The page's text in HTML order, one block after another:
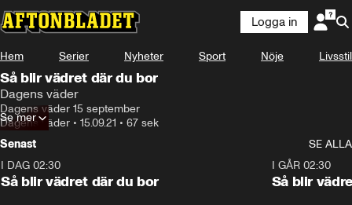
Logga in
Hem Serier Nyheter Sport Nöje Livsstil
Så blir vädret där du bor
Dagens väder
Dagens väder 15 september
Dagens väder • 15.09.21 • 67 sek
Se mer
Senast
SE ALLA
I DAG 02:30
Så blir vädret där du bor
I GÅR 02:30
Så blir